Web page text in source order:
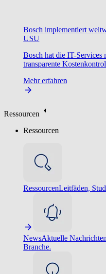
Bosch implementiert
USU
Bosch hat die IT-Services
transparente
Mehr erfahren
Ressourcen
Ressourcen
RessourcenLeitfäden,
NewsAktuelle
Branche.